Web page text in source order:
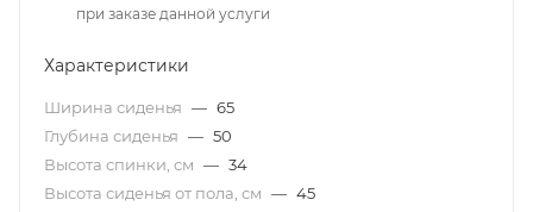
при заказе данной услуги
Характеристики
Ширина сиденья — 65
Глубина сиденья — 50
Высота спинки, см — 34
Высота сиденья от пола, см — 45